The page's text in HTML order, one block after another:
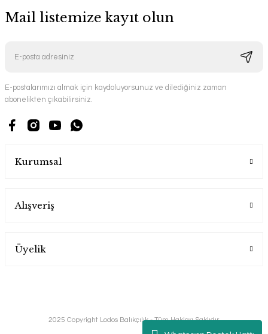
Mail listemize kayıt olun
E-postalarımızı almak için kaydoluyorsunuz ve dilediğiniz zaman
abonelikten çıkabilirsiniz.
Kurumsal
Alışveriş
Üyelik
2025 Copyright Lodos Balıkçılık - Tüm Hakları Saklıdır.